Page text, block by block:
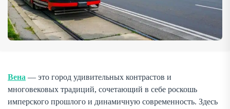
Вена — это город удивительных контрастов и
многовековых традиций, сочетающий в себе роскошь
имперского прошлого и динамичную современность. Здесь